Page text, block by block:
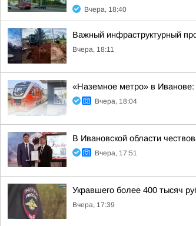
Вчера, 18:40
Важный инфраструктурный
Вчера, 18:11
«Наземное метро» в Иванове:
Вчера, 18:04
В Ивановской области
Вчера, 17:51
Укравшего более 400 тысяч
Вчера, 17:39